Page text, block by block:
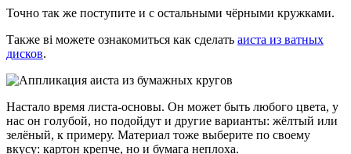
Точно так же поступите и с остальными чёрными кружками.
Также ві можете ознакомиться как сделать аиста из ватных
дисков.
Настало время листа-основы. Он может быть любого цвета, у
нас он голубой, но подойдут и другие варианты: жёлтый или
зелёный, к примеру. Материал тоже выберите по своему
вкусу: картон крепче, но и бумага неплоха.